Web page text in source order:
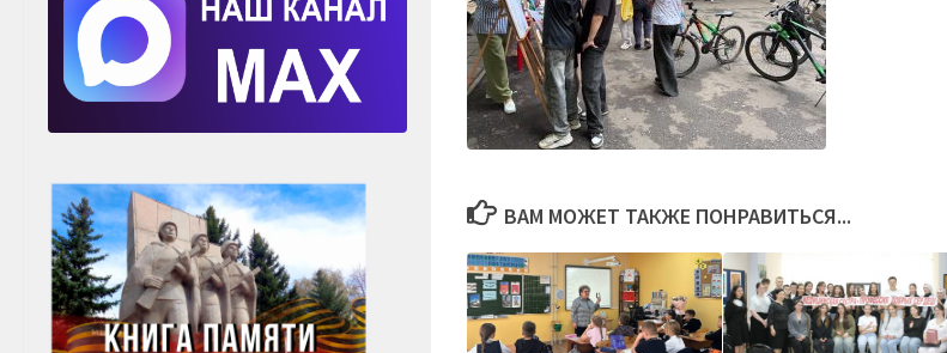
ВАМ МОЖЕТ ТАКЖЕ ПОНРАВИТЬСЯ...